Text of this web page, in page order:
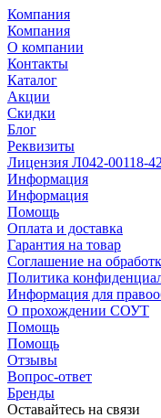
Компания
Компания
О компании
Контакты
Каталог
Акции
Скидки
Блог
Реквизиты
Лицензия Л042-00118-
Информация
Информация
Помощь
Оплата и доставка
Гарантия на товар
Соглашение на
Политика
Информация для
О прохождении СОУТ
Помощь
Помощь
Отзывы
Вопрос-ответ
Бренды
Оставайтесь на связи